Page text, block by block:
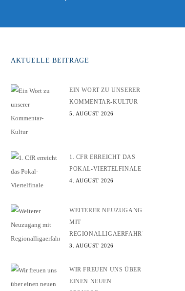
AKTUELLE BEITRÄGE
EIN WORT ZU UNSERER
KOMMENTAR-KULTUR
5. AUGUST 2026
1. CFR ERREICHT DAS
POKAL-VIERTELFINALE
4. AUGUST 2026
WEITERER NEUZUGANG
MIT
REGIONALLIGAERFAHRUNG
3. AUGUST 2026
WIR FREUEN UNS ÜBER
EINEN NEUEN